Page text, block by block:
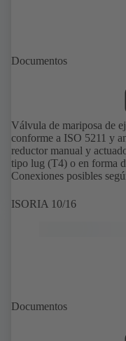
Documentos
Válvula de mariposa de
conforme a ISO 5211 y
reductor manual y
tipo lug (T4) o en forma
Conexiones posibles
ISORIA 10/16
Documentos